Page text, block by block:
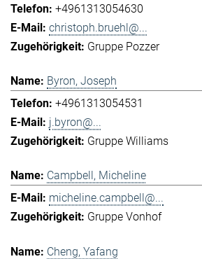
+4961313054630
christoph.bruehl@...
Gruppe Pozzer
Byron, Joseph
+4961313054531
j.byron@...
Gruppe Williams
Campbell, Micheline
micheline.campbell@...
Gruppe Vonhof
Cheng, Yafang